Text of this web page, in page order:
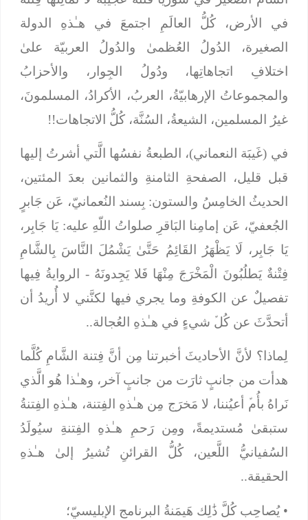
في الأرض، كُلُّ العالَمِ اجتمعَ في هـٰذهِ الدولة
الصغيرة، الدُولُ العُظمىٰ والدُولُ العربيّة علىٰ
اختلافِ اتجاهاتِها، ودُولُ الجِوار، والأحزابُ
والمجموعاتُ الإرهابيّةُ، العربُ، الأكرادُ، المسلمونَ،
غيرُ المسلمين، الشيعةُ، السُنَّة، كُلُّ الاتجاهات!!
في (غَيبَة النعماني)، الطبعةُ نفسُها الَّتي أشرتُ إليها
قبل قليل، الصفحةِ الثامنةِ والثمانين بعدَ المئتين،
الحديثُ الخامِسُ والستون:بِسند النُعمانيّ، عَن جَابرٍ
الجُعفيّ، عَن إمامِنا البَاقرِ صلواتُ اللّهِ عليه: يَا جَابِر،
يَا جَابِر، لَا يَظْهَرُ القَائِمُ حَتَّىٰ يَشْمُلَ النَّاسَ بِالشَّامِ
فِتْنةٌ يَطلُبُونَ الْمَخْرَجَ مِنْهَا فَلا يَجِدونَهُ- الروايةُ فِيها
تفصيلٌ عن الكوفةِ وما يجري فيها لكنَّني لا أُريدُ أن
أتحدَّثَ عن كُلﱢ شيءٍ في هـٰذهِ العُجالة..
لِماذا؟ لأنَّ الأحاديثَ أخبرتنا مِن أنَّ فِتنة الشَّامِ كُلَّما
هدأت من جانبٍ ثارَت من جانبٍ آخر، وهـٰذا هُو الَّذي
نَراهُ بأُمﱢ أعيُننا، لا مَخرَج مِن هـٰذهِ الفِتنة، هـٰذهِ الفِتنةُ
ستبقىٰ مُستديمةً، ومِن رَحمِ هـٰذهِ الفِتنةِ سيُولَدُ
السُفيانيُّ اللَّعين، كُلُّ القرائنِ تُشيرُ إلىٰ هـٰذهِ
الحقيقة..
•يُصاحِب كُلَّ ذَٰلِك هَيمَنةُ البرنامج الإبليسيّ؛